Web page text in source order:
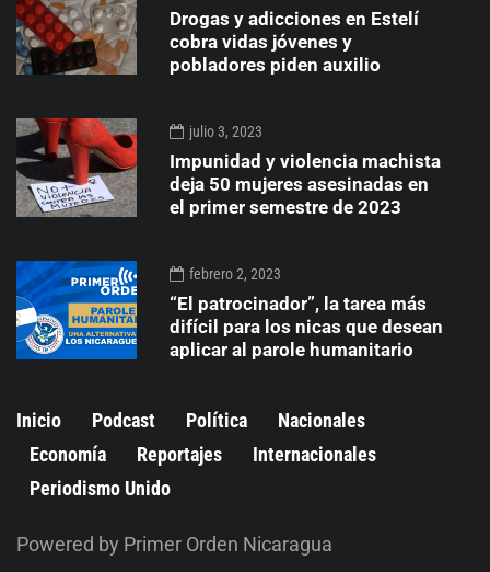
Drogas y adicciones en Estelí
cobra vidas jóvenes y
pobladores piden auxilio
julio 3, 2023
Impunidad y violencia machista
deja 50 mujeres asesinadas en
el primer semestre de 2023
febrero 2, 2023
“El patrocinador”, la tarea más
difícil para los nicas que desean
aplicar al parole humanitario
Inicio Podcast Política
Nacionales
Economía
Reportajes
Internacionales
Periodismo Unido
Powered by Primer Orden Nicaragua